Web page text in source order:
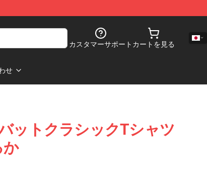
カスタマーサポート カートを見る
せ
ットクラシックTシャツ
か